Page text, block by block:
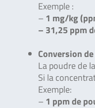
Exemple :
– 1 mg/kg
– 31,25 ppm
Conversion
La poudre de
Si la
Exemple:
– 1 ppm de